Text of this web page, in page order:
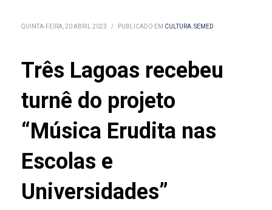
QUINTA-FEIRA, 20 ABRIL 2023 / PUBLICADO EM CULTURA,SEMED
Três Lagoas recebeu
turnê do projeto
“Música Erudita nas
Escolas e
Universidades”